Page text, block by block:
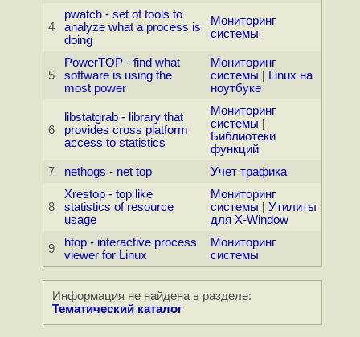
4
pwatch - set of tools to
analyze what a process is
doing
Мониторинг
системы
5
PowerTOP - find what
software is using the
most power
Мониторинг
системы
Linux на
ноутбуке
6
libstatgrab - library that
provides cross platform
access to statistics
Мониторинг
системы
Библиотеки
функций
7
nethogs - net top Учет трафика
8
Xrestop - top like
statistics of resource
usage
Мониторинг
системы
Утилиты
для X-Window
9
htop - interactive process
viewer for Linux
Мониторинг
системы
Информация не найдена в разделе:
Тематический каталог